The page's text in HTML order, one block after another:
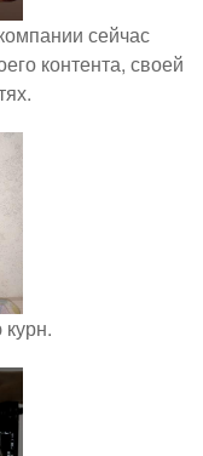
сейчас
контента, своей